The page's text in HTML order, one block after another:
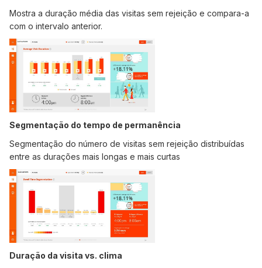
Mostra a duração média das visitas sem rejeição e compara-a
com o intervalo anterior.
Segmentação do tempo de permanência
Segmentação do número de visitas sem rejeição distribuídas
entre as durações mais longas e mais curtas
Duração da visita vs. clima